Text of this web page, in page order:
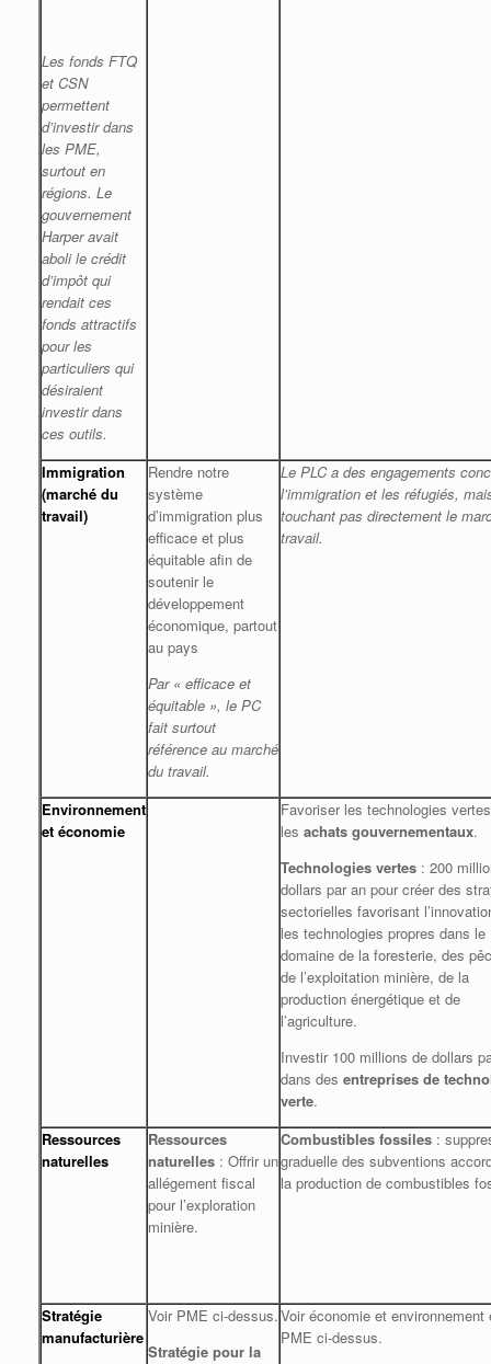
Les fonds FTQ
et CSN
permettent
d’investir dans
les PME,
surtout en
régions. Le
gouvernement
Harper avait
aboli le crédit
d’impôt qui
rendait ces
fonds attractifs
pour les
particuliers qui
désiraient
investir dans
ces outils.
Immigration
(marché du
travail)
Rendre notre
système
d’immigration plus
efficace et plus
équitable afin de
soutenir le
développement
économique, partout
au pays
Par « efficace et
équitable », le PC
fait surtout
référence au marché
du travail.
Le PLC a des engagements
l’immigration et les réfugiés,
touchant pas directement le
travail.
Environnement
et économie
Favoriser les technologies
les achats gouvernementaux.
Technologies vertes : 200
dollars par an pour créer des
sectorielles favorisant
les technologies propres dans le
domaine de la foresterie, des
de l’exploitation minière, de la
production énergétique et de
l’agriculture.
Investir 100 millions de dollars
dans des entreprises de
verte.
Ressources
naturelles
Ressources
naturelles : Offrir un
allégement fiscal
pour l’exploration
minière.
Combustibles fossiles :
graduelle des subventions
la production de combustibles
Stratégie
manufacturière
Voir PME ci-dessus.
Stratégie pour la
Voir économie et environnement
PME ci-dessus.